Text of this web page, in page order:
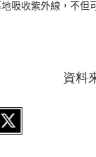
吸收紫外線，不
資料